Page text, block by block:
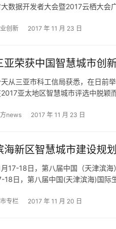
数据开发者大会暨2017云栖大会
创新 2017 年 11 月 23 日
亚荣获中国智慧城市创
从三亚市科工信局获悉，在日前
亚太地区智慧城市评选中脱颖
news 2017 年 11 月 23 日
海新区智慧城市建设规
月17-18日，第八届中国（天津滨
18日，第八届中国(天津滨海)国际
专栏 2017 年 11 月 20 日